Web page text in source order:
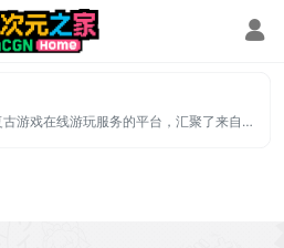
ClassicJoy 是一个提供复古游戏在线游玩服务的平台，汇聚了来自多个经典游戏平台（如街机、FC、SFC、GBA、MD、PS1 等）的数千款游戏资源，全部都可以通过网页直接运行。